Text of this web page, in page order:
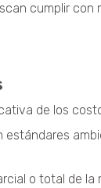
cumplir con
de los
estándares
o total de la